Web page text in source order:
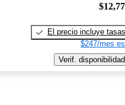
El precio incluye tasas
$247/mes
Verif. disponibilidad